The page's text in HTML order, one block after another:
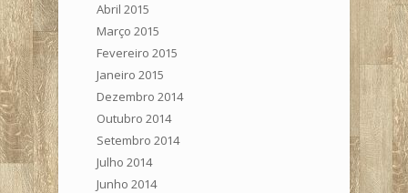
Abril 2015
Março 2015
Fevereiro 2015
Janeiro 2015
Dezembro 2014
Outubro 2014
Setembro 2014
Julho 2014
Junho 2014